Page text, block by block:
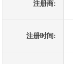
注册商:
注册时间: